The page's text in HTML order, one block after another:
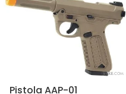
Pistola AAP-01